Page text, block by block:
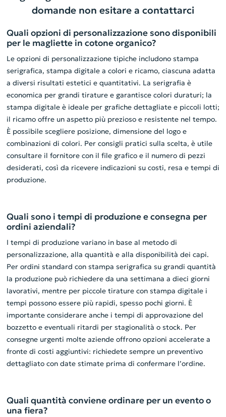
domande non esitare a contattarci
Quali opzioni di personalizzazione sono disponibili
per le magliette in cotone organico?
Le opzioni di personalizzazione tipiche includono stampa
serigrafica, stampa digitale a colori e ricamo, ciascuna adatta
a diversi risultati estetici e quantitativi. La serigrafia è
economica per grandi tirature e garantisce colori duraturi; la
stampa digitale è ideale per grafiche dettagliate e piccoli lotti;
il ricamo offre un aspetto più prezioso e resistente nel tempo.
È possibile scegliere posizione, dimensione del logo e
combinazioni di colori. Per consigli pratici sulla scelta, è utile
consultare il fornitore con il file grafico e il numero di pezzi
desiderati, così da ricevere indicazioni su costi, resa e tempi di
produzione.
Quali sono i tempi di produzione e consegna per
ordini aziendali?
I tempi di produzione variano in base al metodo di
personalizzazione, alla quantità e alla disponibilità dei capi.
Per ordini standard con stampa serigrafica su grandi quantità
la produzione può richiedere da una settimana a dieci giorni
lavorativi, mentre per piccole tirature con stampa digitale i
tempi possono essere più rapidi, spesso pochi giorni. È
importante considerare anche i tempi di approvazione del
bozzetto e eventuali ritardi per stagionalità o stock. Per
consegne urgenti molte aziende offrono opzioni accelerate a
fronte di costi aggiuntivi: richiedete sempre un preventivo
dettagliato con date stimate prima di confermare l’ordine.
Quali quantità conviene ordinare per un evento o
una fiera?